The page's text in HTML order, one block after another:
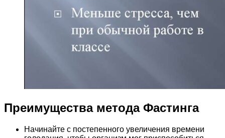
Преимущества метода Фастинга
Начинайте с постепенного увеличения времени